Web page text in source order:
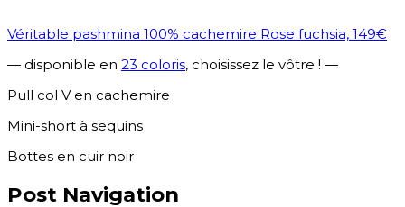
Véritable pashmina 100% cachemire Rose fuchsia, 149€
— disponible en 23 coloris, choisissez le vôtre ! —
Pull col V en cachemire
Mini-short à sequins
Bottes en cuir noir
Post Navigation